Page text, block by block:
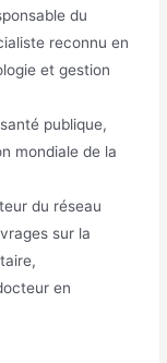
du
reconnu en
et gestion
publique,
mondiale de la
du réseau
sur la
en